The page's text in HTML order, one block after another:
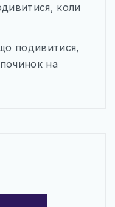
коли
подивитися,
на